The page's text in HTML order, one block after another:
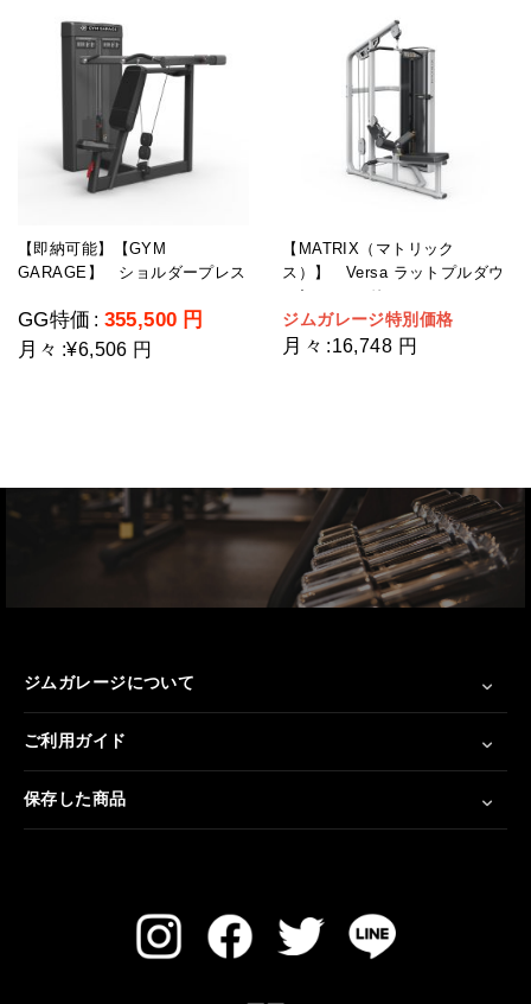
【即納可能】【GYM
GARAGE】 ショルダープレス
ク重量109kg)
GG特価 : 355,500 円
月々 :¥6,506 円
【MATRIX（マトリック
ス）】 Versa ラットプルダウ
ン/シーテッドロー
ジムガレージ特別価格
月々 :16,748 円
ジムガレージについて
ご利用ガイド
保存した商品